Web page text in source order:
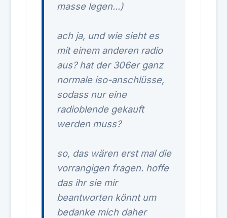
masse legen...)
ach ja, und wie sieht es
mit einem anderen radio
aus? hat der 306er ganz
normale iso-anschlüsse,
sodass nur eine
radioblende gekauft
werden muss?
so, das wären erst mal die
vorrangigen fragen. hoffe
das ihr sie mir
beantworten könnt um
bedanke mich daher